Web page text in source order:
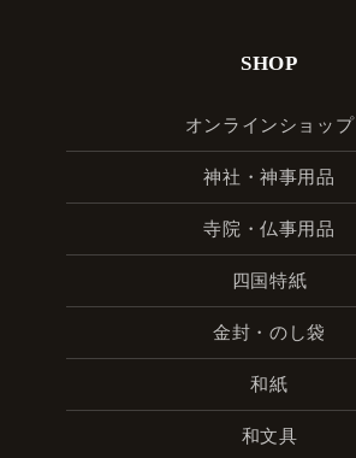
SHOP
オンラインショップ
神社・神事用品
寺院・仏事用品
四国特紙
金封・のし袋
和紙
和文具